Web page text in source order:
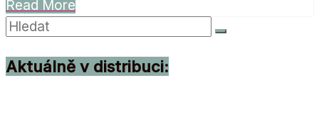
Read More
Aktuálně v distribuci: